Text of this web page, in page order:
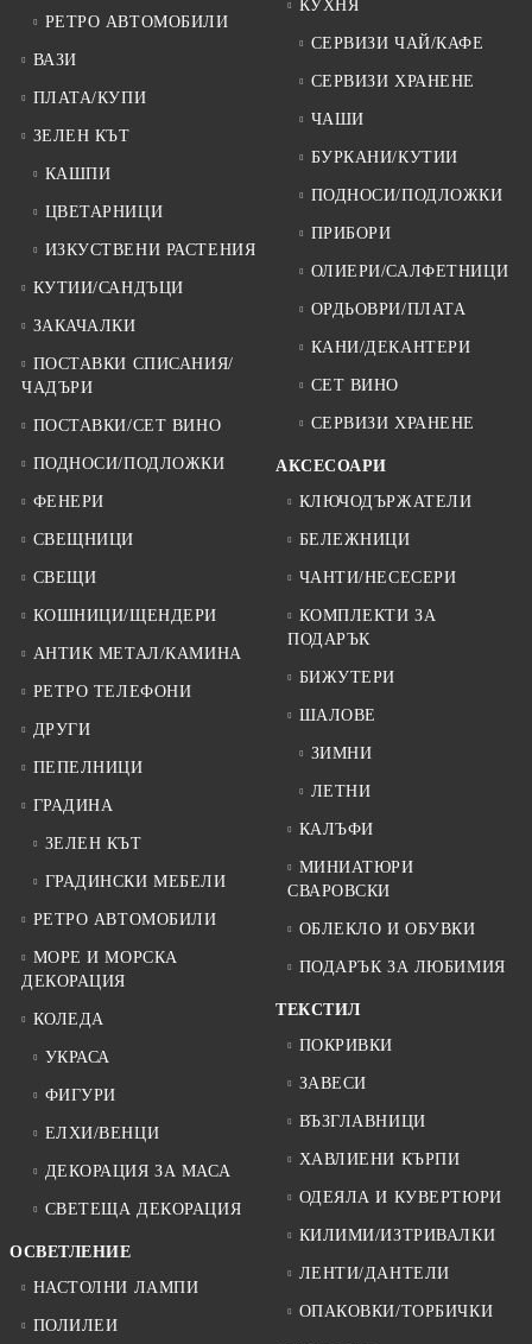
РЕТРО АВТОМОБИЛИ
ВАЗИ
ПЛАТА/КУПИ
ЗЕЛЕН КЪТ
КАШПИ
ЦВЕТАРНИЦИ
ИЗКУСТВЕНИ РАСТЕНИЯ
КУТИИ/САНДЪЦИ
ЗАКАЧАЛКИ
ПОСТАВКИ СПИСАНИЯ/
ЧАДЪРИ
ПОСТАВКИ/СЕТ ВИНО
ПОДНОСИ/ПОДЛОЖКИ
ФЕНЕРИ
СВЕЩНИЦИ
СВЕЩИ
КОШНИЦИ/ЩЕНДЕРИ
АНТИК МЕТАЛ/КАМИНА
РЕТРО ТЕЛЕФОНИ
ДРУГИ
ПЕПЕЛНИЦИ
ГРАДИНА
ЗЕЛЕН КЪТ
ГРАДИНСКИ МЕБЕЛИ
РЕТРО АВТОМОБИЛИ
МОРЕ И МОРСКА
ДЕКОРАЦИЯ
КОЛЕДА
УКРАСА
ФИГУРИ
ЕЛХИ/ВЕНЦИ
ДЕКОРАЦИЯ ЗА МАСА
СВЕТЕЩА ДЕКОРАЦИЯ
ОСВЕТЛЕНИЕ
НАСТОЛНИ ЛАМПИ
ПОЛИЛЕИ
КУХНЯ
СЕРВИЗИ ЧАЙ/КАФЕ
СЕРВИЗИ ХРАНЕНЕ
ЧАШИ
БУРКАНИ/КУТИИ
ПОДНОСИ/ПОДЛОЖКИ
ПРИБОРИ
ОЛИЕРИ/САЛФЕТНИЦИ
ОРДЬОВРИ/ПЛАТА
КАНИ/ДЕКАНТЕРИ
СЕТ ВИНО
СЕРВИЗИ ХРАНЕНЕ
АКСЕСОАРИ
КЛЮЧОДЪРЖАТЕЛИ
БЕЛЕЖНИЦИ
ЧАНТИ/НЕСЕСЕРИ
КОМПЛЕКТИ ЗА
ПОДАРЪК
БИЖУТЕРИ
ШАЛОВЕ
ЗИМНИ
ЛЕТНИ
КАЛЪФИ
МИНИАТЮРИ
СВАРОВСКИ
ОБЛЕКЛО И ОБУВКИ
ПОДАРЪК ЗА ЛЮБИМИЯ
ТЕКСТИЛ
ПОКРИВКИ
ЗАВЕСИ
ВЪЗГЛАВНИЦИ
ХАВЛИЕНИ КЪРПИ
ОДЕЯЛА И КУВЕРТЮРИ
КИЛИМИ/ИЗТРИВАЛКИ
ЛЕНТИ/ДАНТЕЛИ
ОПАКОВКИ/ТОРБИЧКИ